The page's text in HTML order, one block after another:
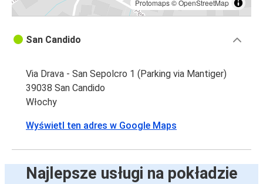
Protomaps©OpenStreetMap
San Candido
Via Drava - San Sepolcro 1 (Parking via Mantiger)
39038 San Candido
Włochy
Wyświetl ten adres w Google Maps
Najlepsze usługi na pokładzie